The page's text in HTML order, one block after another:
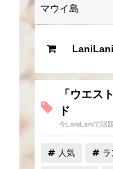
マウイ島
「ウエス
ド
今LaniLaniで話
人気 ラ